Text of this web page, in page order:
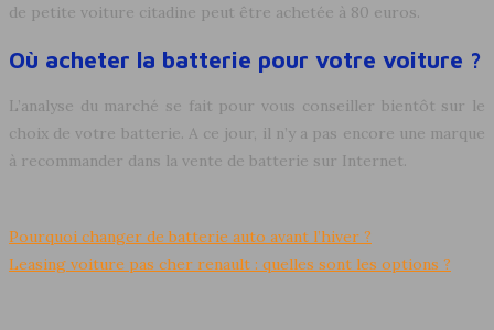
de petite voiture citadine peut être achetée à 80 euros.
Où acheter la batterie pour votre voiture ?
L’analyse du marché se fait pour vous conseiller bientôt sur le
choix de votre batterie. A ce jour, il n’y a pas encore une marque
à recommander dans la vente de batterie sur Internet.
Pourquoi changer de batterie auto avant l’hiver ?
Leasing voiture pas cher renault : quelles sont les options ?